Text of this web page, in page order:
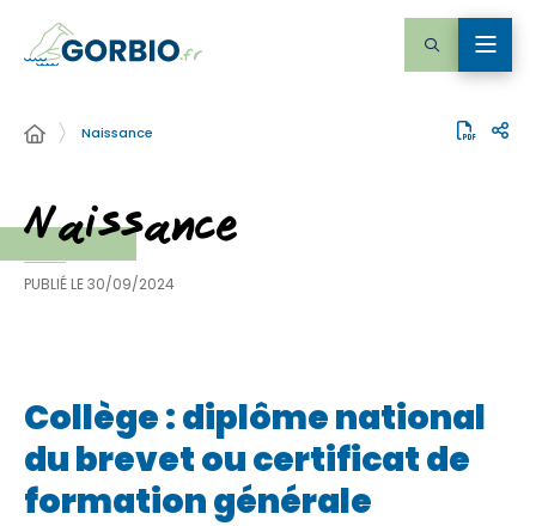
Naissance
Naissance
PUBLIÉ LE30/09/2024
Collège : diplôme national
du brevet ou certificat de
formation générale